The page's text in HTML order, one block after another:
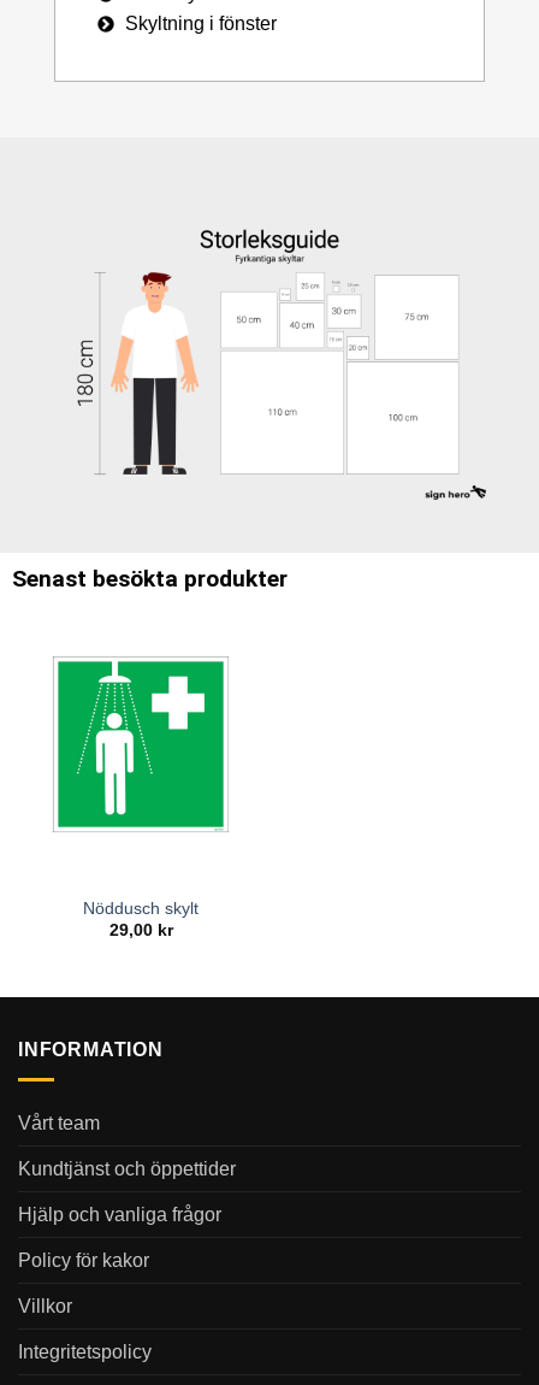
Skyltning i fönster
Senast besökta produkter
Nöddusch skylt
29,00 kr
INFORMATION
Vårt team
Kundtjänst och öppettider
Hjälp och vanliga frågor
Policy för kakor
Villkor
Integritetspolicy